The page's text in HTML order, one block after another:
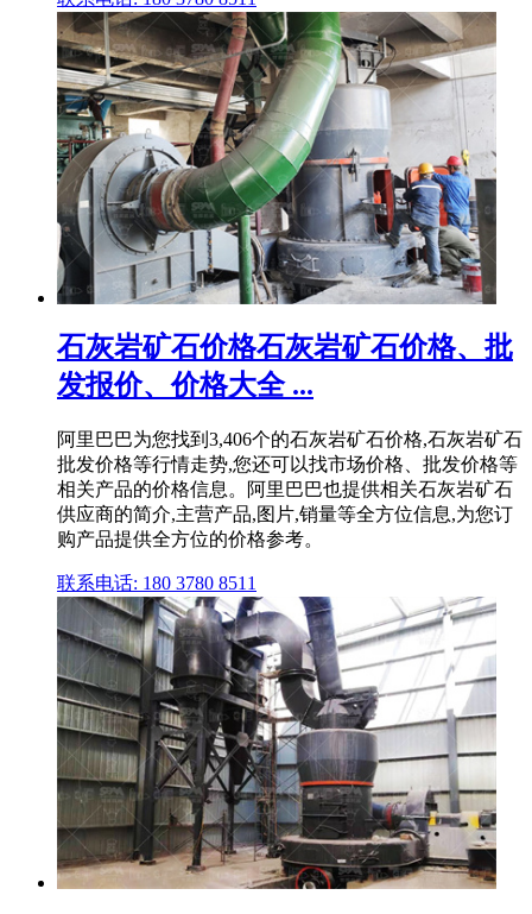
石灰岩矿石价格石灰岩矿石价格、批
发报价、价格大全 ...
阿里巴巴为您找到3,406个的石灰岩矿石价格,石灰岩矿石
批发价格等行情走势,您还可以找市场价格、批发价格等
相关产品的价格信息。阿里巴巴也提供相关石灰岩矿石
供应商的简介,主营产品,图片,销量等全方位信息,为您订
购产品提供全方位的价格参考。
联系电话: 180 3780 8511